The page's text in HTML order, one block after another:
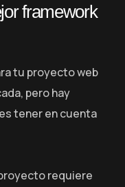
framework
tu proyecto web
pero hay
tener en cuenta
requiere